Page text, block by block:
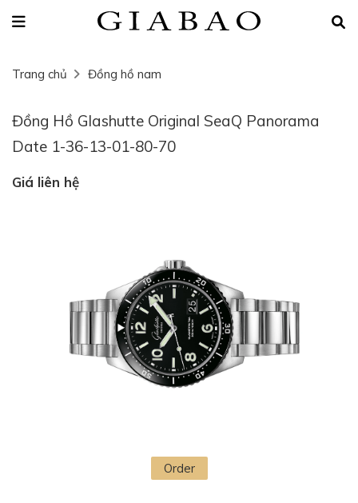
Trang chủ Đồng hồ nam
Đồng Hồ Glashutte Original SeaQ Panorama
Date 1-36-13-01-80-70
Giá liên hệ
Order